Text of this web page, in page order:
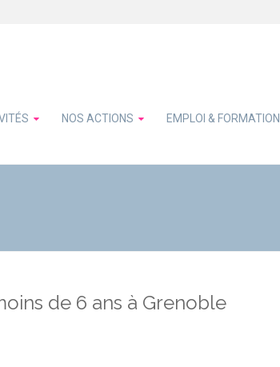
NOS ACTIONS EMPLOI & FORMATION
de 6 ans à Grenoble